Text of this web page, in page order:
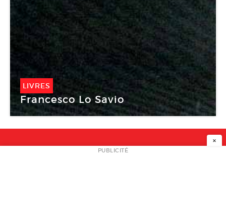
LIVRES
Francesco Lo Savio
NEWSLETTER
×
PUBLICITÉ